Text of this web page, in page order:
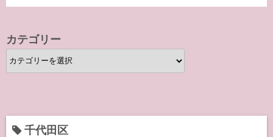
カテゴリー
カ
テ
ー
千代田区